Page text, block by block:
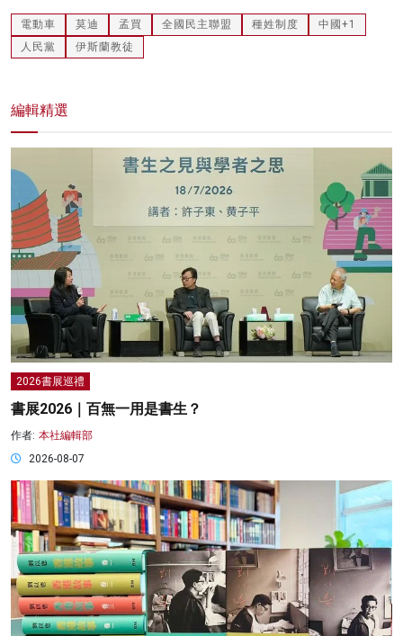
電動車 莫迪 孟買 全國民主聯盟 種姓制度
中國+1
人民黨
伊斯蘭教徒
編輯精選
2026書展巡禮
書展2026｜百無一用是書生？
作者: 本社編輯部
2026-08-07